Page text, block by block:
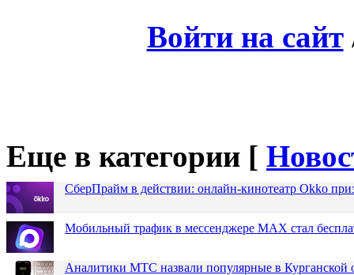
Войти на сайт
Еще в категории [
СберПрайм в действии: онлайн-кинотеатр Okko
Мобильный трафик в мессенджере MAX стал
Аналитики МТС назвали популярные в